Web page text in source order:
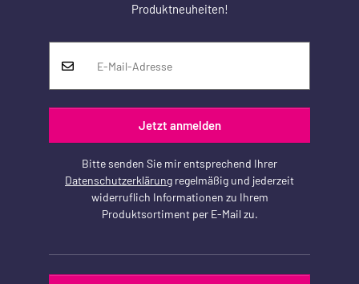
Produktneuheiten!
Jetzt anmelden
Bitte senden Sie mir entsprechend Ihrer
Datenschutzerklärung regelmäßig und jederzeit
widerruflich Informationen zu Ihrem
Produktsortiment per E-Mail zu.